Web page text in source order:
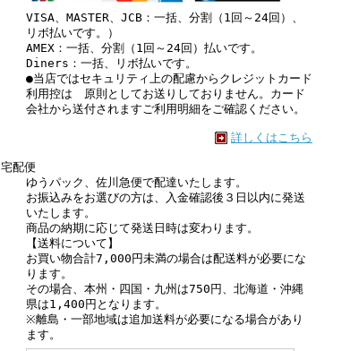
VISA、MASTER、JCB：一括、分割（1回～24回）、
リボ払いです。）
AMEX：一括、分割（1回～24回）払いです。
Diners：一括、リボ払いです。
●当店ではセキュリティ上の配慮からクレジットカード
利用控は 原則としてお送りしておりません。カード
会社から送付されますご利用明細をご確認ください。
詳しくはこちら
宅配便
ゆうパック、佐川急便で配達いたします。
お振込みをお選びの方は、入金確認後３日以内に発送
いたします。
商品の納期に応じて発送日時は変わります。
【送料について】
お買い物合計7,000円未満の場合は配送料が必要にな
ります。
その場合、本州・四国・九州は750円、北海道・沖縄
県は1,400円となります。
※離島・一部地域は追加送料が必要になる場合があり
ます。